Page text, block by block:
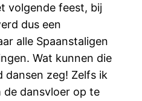
volgende feest, bij
dus een
alle Spaanstaligen
Wat kunnen die
dansen zeg! Zelfs ik
de dansvloer op te